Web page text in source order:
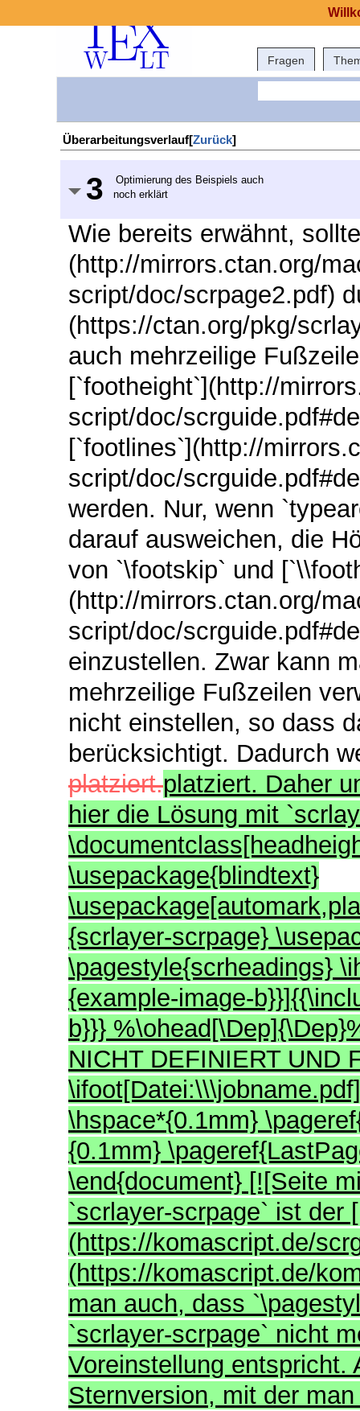
Fragen
Überarbeitungsverlauf[Zurück]
3
Optimierung des Beispiels auch
noch erklärt
Wie bereits erwähnt,
(http://mirrors.ctan.org/
script/doc/scrpage2.pdf)
(https://ctan.org/pkg/
auch mehrzeilige
[`footheight`](http://
script/doc/
[`footlines`](http://
script/doc/
werden. Nur, wenn
darauf ausweichen, die
von `\footskip` und
(http://mirrors.ctan.org/
script/doc/
einzustellen. Zwar kann
mehrzeilige Fußzeilen
nicht einstellen, so dass
berücksichtigt. Dadurch
platziert.platziert. Daher
hier die Lösung mit
\usepackage{blindtext}
{scrlayer-scrpage}
\pagestyle{scrheadings}
{example-image-
b}}}
NICHT DEFINIERT UND
\hspace*{0.1mm}
{0.1mm}
\end{document} [![Seite
`scrlayer-scrpage` ist der
(https://komascript.de/
(https://komascript.de/
man auch, dass
`scrlayer-scrpage` nicht
Voreinstellung
Sternversion, mit der